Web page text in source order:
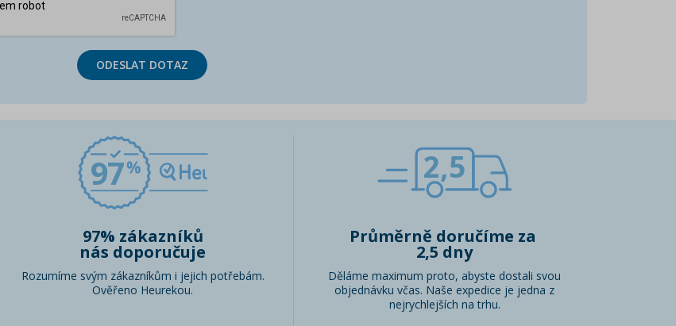
ODESLAT DOTAZ
97
97% zákazníků
nás doporučuje
Rozumíme svým zákazníkům i jejich potřebám.
Ověřeno Heurekou.
2,5
Průměrně doručíme za
2,5 dny
Děláme maximum proto, abyste dostali svou
objednávku včas. Naše expedice je jedna z
nejrychlejších na trhu.